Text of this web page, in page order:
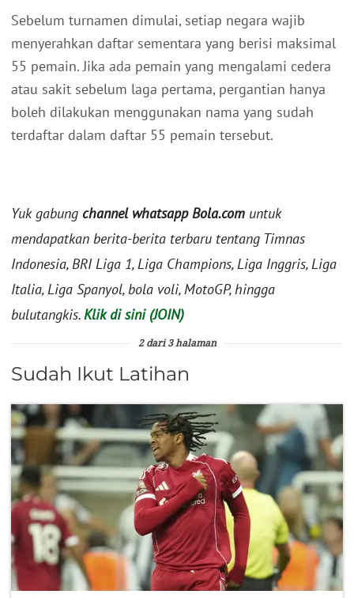
Sebelum turnamen dimulai, setiap negara wajib
menyerahkan daftar sementara yang berisi maksimal
55 pemain. Jika ada pemain yang mengalami cedera
atau sakit sebelum laga pertama, pergantian hanya
boleh dilakukan menggunakan nama yang sudah
terdaftar dalam daftar 55 pemain tersebut.
Yuk gabung channel whatsapp Bola.com untuk
mendapatkan berita-berita terbaru tentang Timnas
Indonesia, BRI Liga 1, Liga Champions, Liga Inggris, Liga
Italia, Liga Spanyol, bola voli, MotoGP, hingga
bulutangkis.Klik di sini (JOIN)
2 dari 3 halaman
Sudah Ikut Latihan